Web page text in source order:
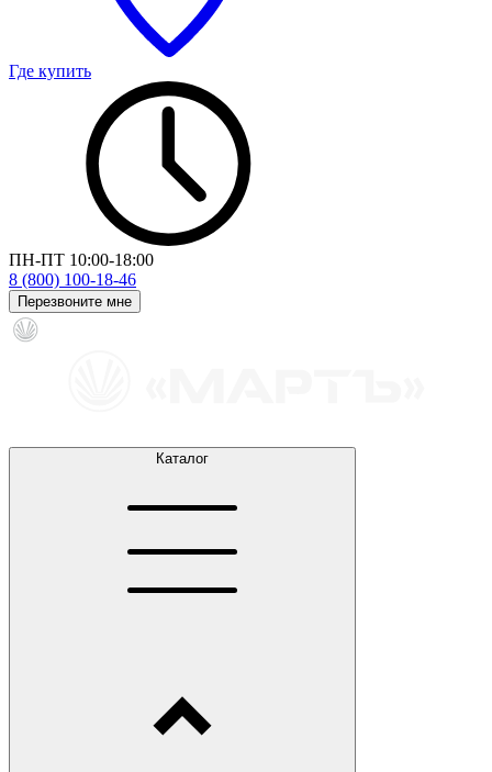
Где купить
ПН-ПТ 10:00-18:00
8 (800) 100-18-46
Перезвоните мне
Каталог